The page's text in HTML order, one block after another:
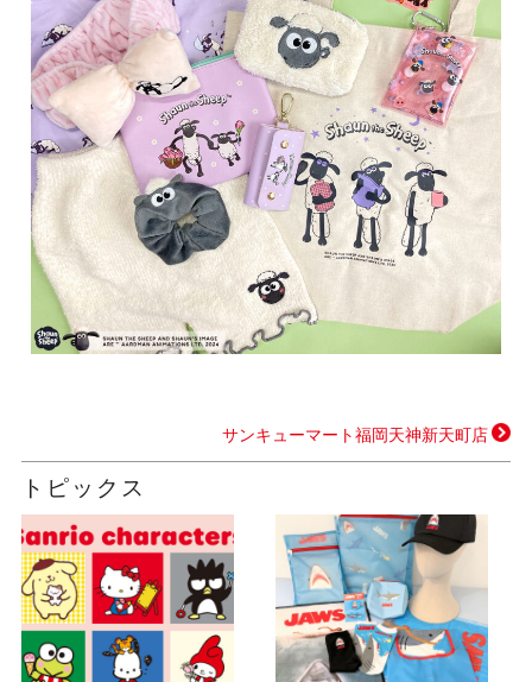
サンキューマート福岡天神新天町店
トピックス